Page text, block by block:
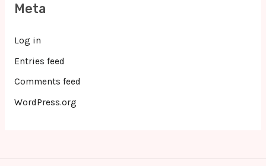
Meta
Log in
Entries feed
Comments feed
WordPress.org